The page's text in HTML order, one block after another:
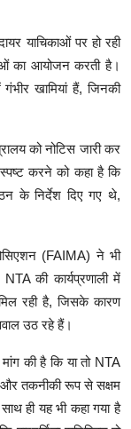
याचिकाओं पर हो रही
का आयोजन करती है।
गंभीर खामियां हैं, जिनकी
को नोटिस जारी कर
करने को कहा है कि
के निर्देश दिए गए थे,
(FAIMA) ने भी
की कार्यप्रणाली में
रही है, जिसके कारण
उठ रहे हैं।
की है कि या तो NTA
और तकनीकी रूप से सक्षम
ही यह भी कहा गया है